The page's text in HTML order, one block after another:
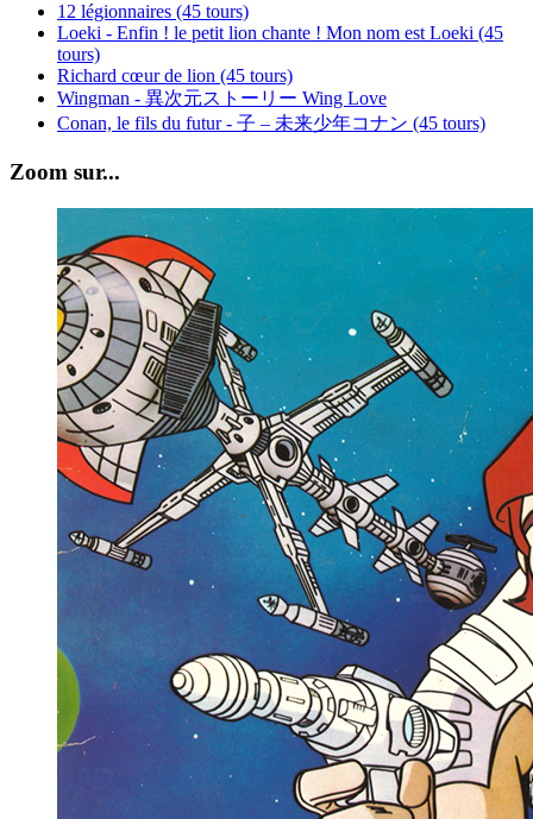
12 légionnaires (45 tours)
Loeki - Enfin ! le petit lion chante ! Mon nom est Loeki (45
tours)
Richard cœur de lion (45 tours)
Wingman - 異次元ストーリー Wing Love
Conan, le fils du futur - 子 – 未来少年コナン (45 tours)
Zoom sur...